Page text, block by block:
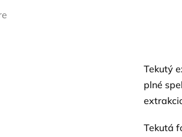
Tekutý
plné
Tekutá